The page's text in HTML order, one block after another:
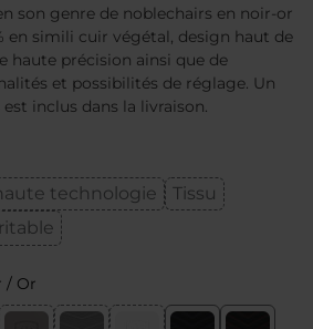
son genre de noblechairs en noir-or
en simili cuir végétal, design haut de
haute précision ainsi que de
et possibilités de réglage. Un
inclus dans la livraison.
technologie
Tissu
/ Or